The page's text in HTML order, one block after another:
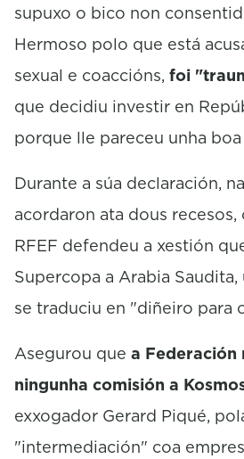
supuxo o bico non
Hermoso polo que está
sexual e coaccións, foi
que decidiu investir en
porque lle pareceu unha
Durante a súa declaración,
acordaron ata dous
RFEF defendeu a xestión
Supercopa a Arabia
se traduciu en "diñeiro para
Asegurou que a Federación
ningunha comisión a
exxogador Gerard Piqué,
"intermediación" coa